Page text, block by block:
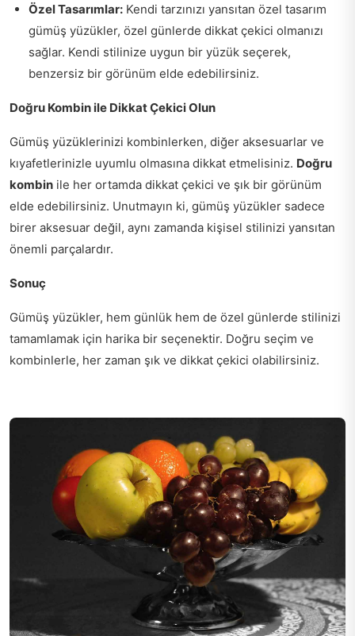
Özel Tasarımlar: Kendi tarzınızı yansıtan özel tasarım
gümüş yüzükler, özel günlerde dikkat çekici olmanızı
sağlar. Kendi stilinize uygun bir yüzük seçerek,
benzersiz bir görünüm elde edebilirsiniz.
Doğru Kombin ile Dikkat Çekici Olun
Gümüş yüzüklerinizi kombinlerken, diğer aksesuarlar ve
kıyafetlerinizle uyumlu olmasına dikkat etmelisiniz. Doğru
kombin ile her ortamda dikkat çekici ve şık bir görünüm
elde edebilirsiniz. Unutmayın ki, gümüş yüzükler sadece
birer aksesuar değil, aynı zamanda kişisel stilinizi yansıtan
önemli parçalardır.
Sonuç
Gümüş yüzükler, hem günlük hem de özel günlerde stilinizi
tamamlamak için harika bir seçenektir. Doğru seçim ve
kombinlerle, her zaman şık ve dikkat çekici olabilirsiniz.